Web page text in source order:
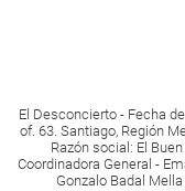
El Desconcierto - Fecha
of. 63. Santiago, Región
Razón social: El
Coordinadora General -
Gonzalo Badal